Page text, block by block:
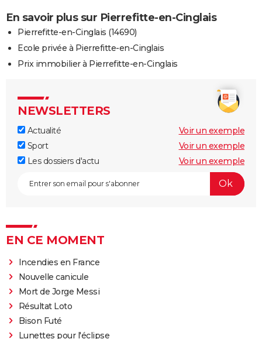
En savoir plus sur Pierrefitte-en-Cinglais
Pierrefitte-en-Cinglais (14690)
Ecole privée à Pierrefitte-en-Cinglais
Prix immobilier à Pierrefitte-en-Cinglais
NEWSLETTERS
Actualité
Voir un exemple
Sport
Voir un exemple
Les dossiers d'actu
Voir un exemple
EN CE MOMENT
Incendies en France
Nouvelle canicule
Mort de Jorge Messi
Résultat Loto
Bison Futé
Lunettes pour l'éclipse